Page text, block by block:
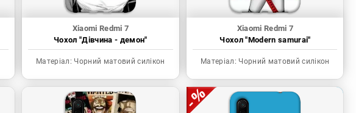
Xiaomi Redmi 7
Чохол "Дівчина - демон"
Матеріал: Чорний матовий силікон
Xiaomi Redmi 7
Чохол "Modern samurai"
Матеріал: Чорний матовий силікон